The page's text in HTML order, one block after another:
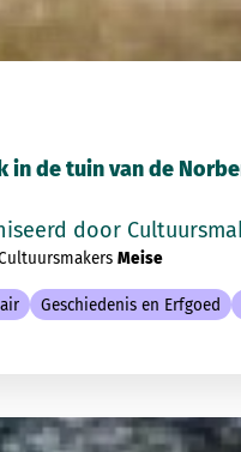
in de tuin van de
door
Meise
Geschiedenis en Erfgoed